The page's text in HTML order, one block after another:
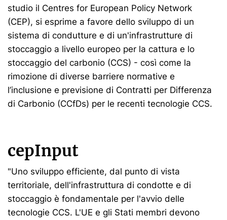
studio il Centres for European Policy Network
(CEP), si esprime a favore dello sviluppo di un
sistema di condutture e di un'infrastrutture di
stoccaggio a livello europeo per la cattura e lo
stoccaggio del carbonio (CCS) - così come la
rimozione di diverse barriere normative e
l’inclusione e previsione di Contratti per Differenza
di Carbonio (CCfDs) per le recenti tecnologie CCS.
cepInput
"Uno sviluppo efficiente, dal punto di vista
territoriale, dell'infrastruttura di condotte e di
stoccaggio è fondamentale per l'avvio delle
tecnologie CCS. L'UE e gli Stati membri devono